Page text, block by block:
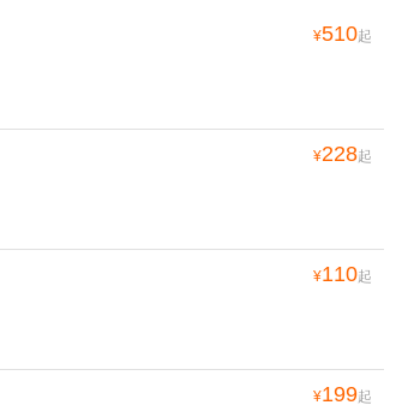
¥510起
¥228起
¥110起
¥199起